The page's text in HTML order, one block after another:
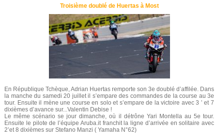
Troisième doublé de Huertas à Most
En République Tchèque, Adrian Huertas remporte son 3e doublé d’affilée. Dans
la manche du samedi 20 juillet il s’empare des commandes de la course au 3e
tour. Ensuite il mène une course en solo et s’empare de la victoire avec 3 ’ et 7
dixièmes d’avance sur...Valentin Debise !
Le même scénario se jour dimanche, où il détrône Yari Montella au 5e tour.
Ensuite le pilote de l’équipe Aruba.it franchit la ligne d’arrivée en solitaire avec
2’et 8 dixièmes sur Stefano Manzi ( Yamaha N°62)